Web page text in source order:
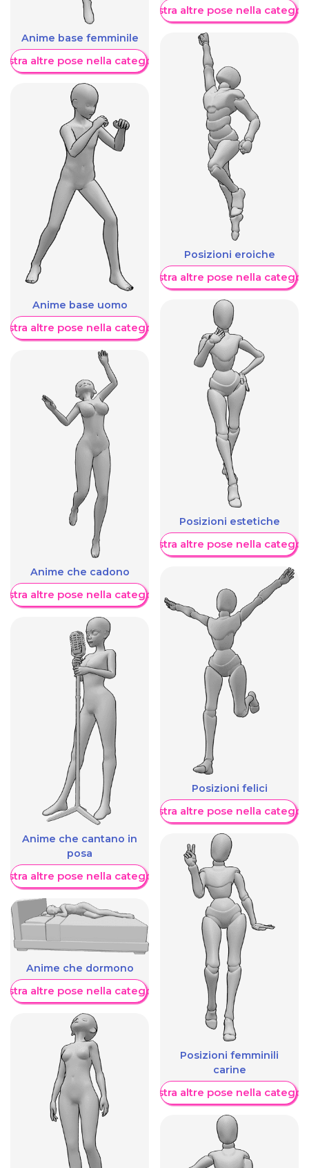
Anime base femminile
altre pose nella categoria
Anime base uomo
altre pose nella categoria
Anime che cadono
altre pose nella categoria
Anime che cantano in
posa
altre pose nella categoria
Anime che dormono
altre pose nella categoria
Mostra altre pose nella
Posizioni eroiche
Mostra altre pose nella
Posizioni estetiche
Mostra altre pose nella
Posizioni felici
Mostra altre pose nella
Posizioni femminili
carine
Mostra altre pose nella